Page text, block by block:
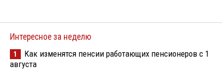
Интересное за неделю
1
Как изменятся пенсии работающих пенсионеров с 1
августа